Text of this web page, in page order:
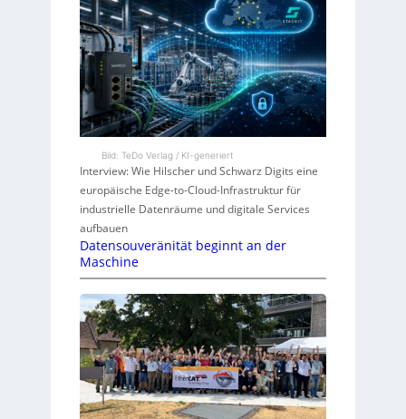
Bild: TeDo Verlag / KI-generiert
Interview: Wie Hilscher und Schwarz Digits eine
europäische Edge-to-Cloud-Infrastruktur für
industrielle Datenräume und digitale Services
aufbauen
Datensouveränität beginnt an der
Maschine